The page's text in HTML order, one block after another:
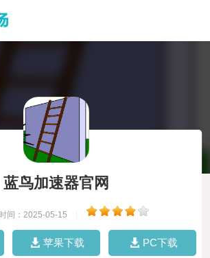
蓝鸟加速器官网
时间：2025-05-15
苹果下载 PC下载